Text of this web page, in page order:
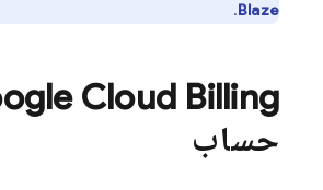
Blaze
.
Cloud Billing
حساب